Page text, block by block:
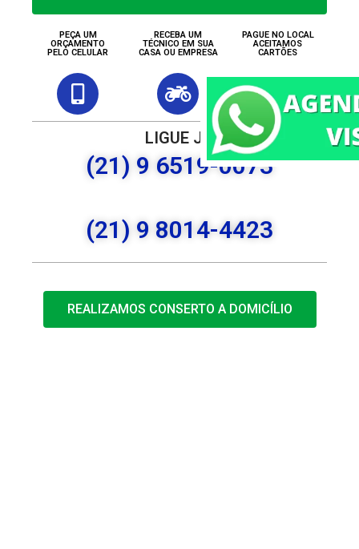
PEÇA UM
ORÇAMENTO
PELO CELULAR
RECEBA UM
TÉCNICO EM SUA
CASA OU EMPRESA
PAGUE NO LOCAL
ACEITAMOS
CARTÕES
LIGUE JÁ
(21) 9 6519-0073
(21) 9 8014-4423
REALIZAMOS CONSERTO A DOMICÍLIO